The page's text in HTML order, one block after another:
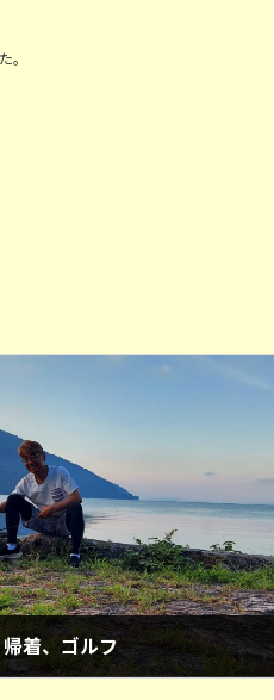
。
着、ゴルフ